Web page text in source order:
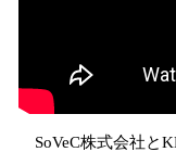
SoVeC株式会社と